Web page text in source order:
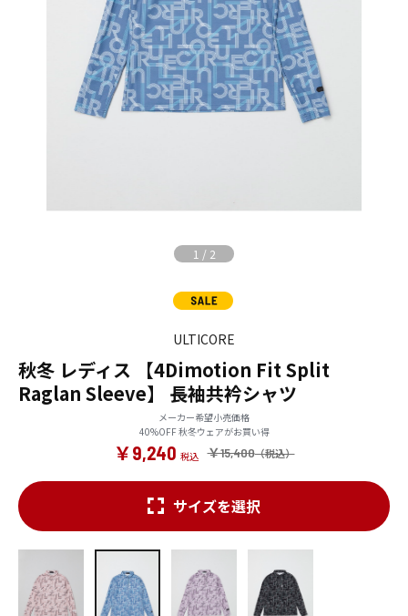
1 / 2
ULTICORE
秋冬 レディス 【4Dimotion Fit Split
Raglan Sleeve】 長袖共衿シャツ
メーカー希望小売価格
40%OFF 秋冬ウェアがお買い得
￥15,400
￥9,240
サイズを選択